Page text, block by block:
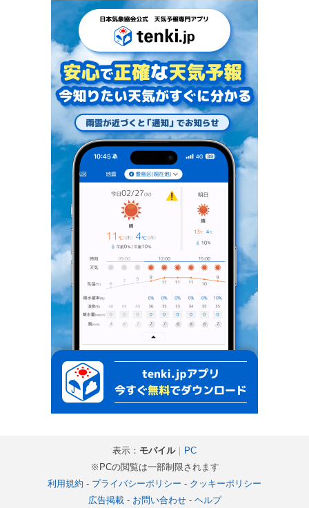
表示： モバイル｜ PC
※PCの閲覧は一部制限されます
利用規約 - プライバシーポリシー - クッキーポリシー
広告掲載- お問い合わせ- ヘルプ